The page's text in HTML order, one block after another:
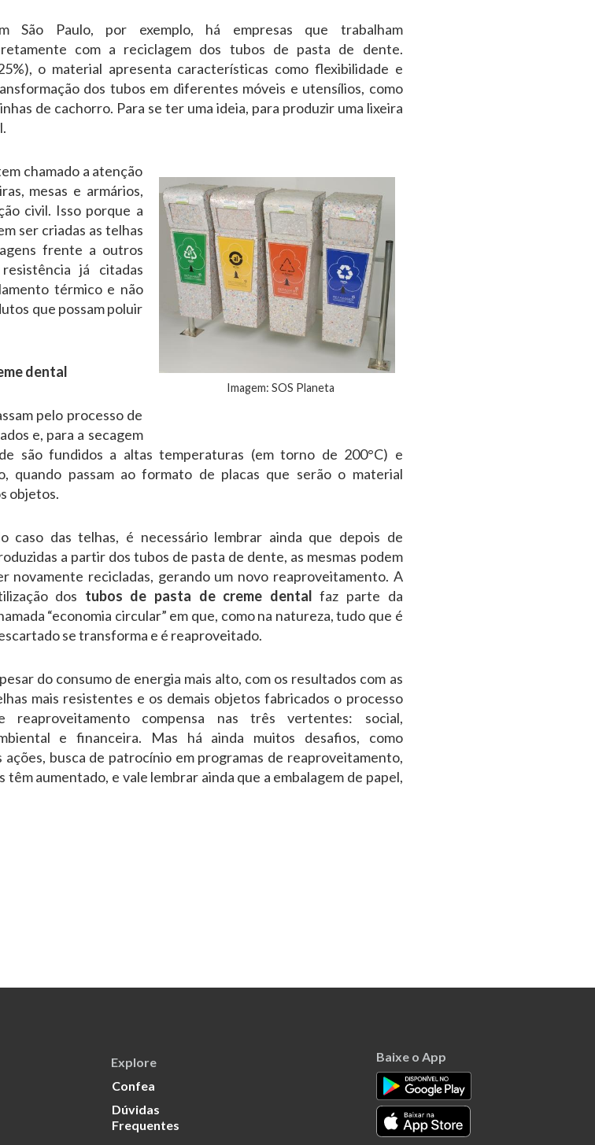
São Paulo, por exemplo, há empresas que trabalham
com a reciclagem dos tubos de pasta de dente.
o material apresenta características como flexibilidade e
dos tubos em diferentes móveis e utensílios, como
de cachorro. Para se ter uma ideia, para produzir uma lixeira
Imagem: SOS Planeta
chamado a atenção
mesas e armários,
civil. Isso porque a
ser criadas as telhas
frente a outros
já citadas
térmico e não
que possam poluir
dental
pelo processo de
e, para a secagem
são fundidos a altas temperaturas (em torno de 200°C) e
quando passam ao formato de placas que serão o material
objetos.
caso das telhas, é necessário lembrar ainda que depois de
a partir dos tubos de pasta de dente, as mesmas podem
novamente recicladas, gerando um novo reaproveitamento. A
dos tubos de pasta de creme dental faz parte da
“economia circular” em que, como na natureza, tudo que é
se transforma e é reaproveitado.
do consumo de energia mais alto, com os resultados com as
mais resistentes e os demais objetos fabricados o processo
reaproveitamento compensa nas três vertentes: social,
e financeira. Mas há ainda muitos desafios, como
busca de patrocínio em programas de reaproveitamento,
aumentado, e vale lembrar ainda que a embalagem de papel,
Explore
Confea
Dúvidas
Frequentes
Baixe o App